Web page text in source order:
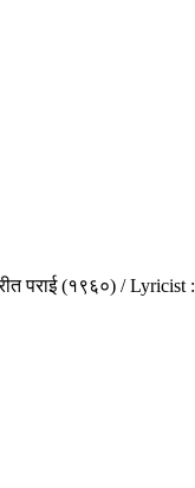
पराई (१९६०) / Lyricist :